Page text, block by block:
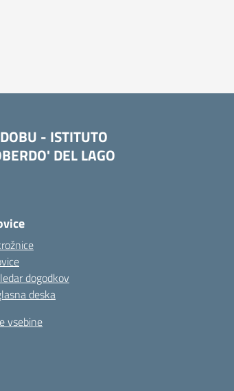
- ISTITUTO
DEL LAGO
dogodkov
deska
vsebine